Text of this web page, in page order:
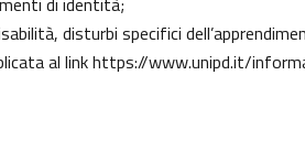
disturbi specifici
al linkhttps://www.unipd.it/